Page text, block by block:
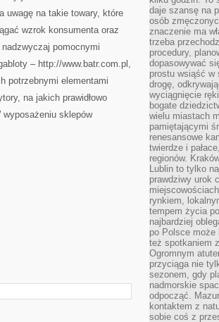
uwagę na takie towary, które
wzrok konsumenta oraz
pomocnymi
– http://www.batr.com.pl,
potrzebnymi elementami
na jakich prawidłowo
wyposażeniu sklepów
daje szansę na
osób
znaczenie ma
trzeba
procedury,
dopasowywać
prostu wsiąść w
drogę,
wyciągnięcie
bogate
wielu miastach
pamiętającymi
renesansowe
twierdze i
regionów.
Lublin to tylko
prawdziwy urok
rynkiem,
tempem życia
najbardziej
po Polsce
też spotkaniem
Ogromnym
przyciąga nie
sezonem, gdy
nadmorskie
odpocząć.
kontaktem z
sobie coś z